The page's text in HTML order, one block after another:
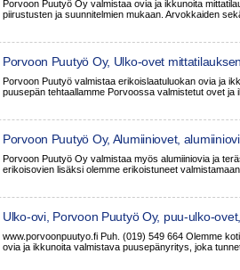
Porvoon Puutyö Oy valmistaa ovia ja ikkunoita
piirustusten ja suunnitelmien mukaan. Arvokkaiden
Porvoon Puutyö Oy, Ulko-ovet
Helsinki Vantaa Espoo Uusimaa Tampere
Porvoon Puutyö valmistaa erikoislaatuluokan ovia ja
puusepän tehtaallamme Porvoossa valmistetut ovet ja
Porvoon Puutyö Oy, Alumiiniovet,
Helsinki Vantaa Espoo Tampere Uusimaa
Porvoon Puutyö Oy valmistaa myös alumiiniovia ja
erikoisovien lisäksi olemme erikoistuneet
Ulko-ovi, Porvoon Puutyö Oy, puu-ulko-
paneeliovet, Helsinki, Tampere, Espoo
www.porvoonpuutyo.fi Puh. (019) 549 664 Olemme
ovia ja ikkunoita valmistava puusepänyritys, joka